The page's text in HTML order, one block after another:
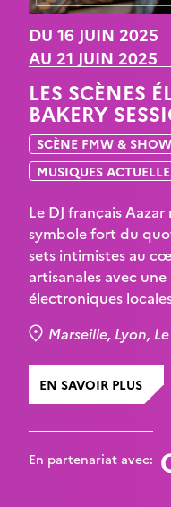
DU 16 JUIN 2025
AU 21 JUIN 2025
LES SCÈNES
BAKERY
SCÈNE FMW &
MUSIQUES
Le DJ français
symbole fort du
sets intimistes au
artisanales avec une
électroniques
Marseille, Lyon,
EN SAVOIR PLUS
En partenariat avec: